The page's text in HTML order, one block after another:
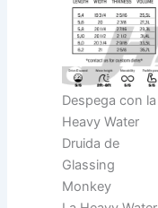
Despega con la
Heavy Water
Druida de
Glassing
Monkey